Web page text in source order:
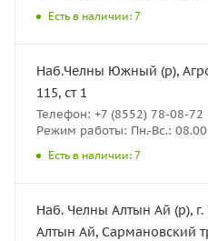
Есть в наличии: 7
Наб.Челны Южный (р),
115, ст 1
Телефон: +7 (8552) 78-08-72
Режим работы: Пн.-Вс.: 08.00
Есть в наличии: 7
Наб. Челны Алтын Ай (р),
Алтын Ай, Сармановский